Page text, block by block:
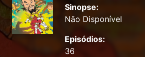
Sinopse:
Não Disponível
Episódios:
36